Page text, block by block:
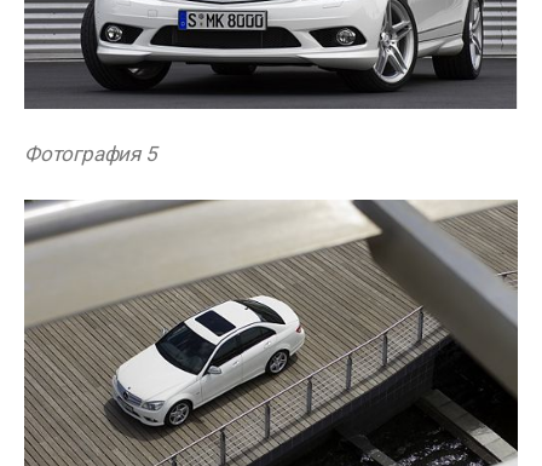
Фотография 5